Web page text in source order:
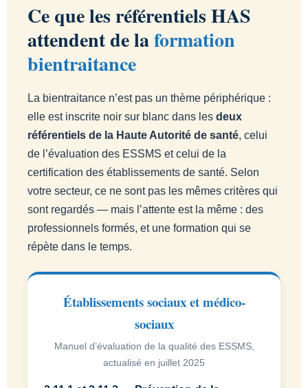
Ce que les référentiels HAS
attendent de laformation
bientraitance
La bientraitance n’est pas un thème périphérique :
elle est inscrite noir sur blanc dans les deux
référentiels de la Haute Autorité de santé, celui
de l’évaluation des ESSMS et celui de la
certification des établissements de santé. Selon
votre secteur, ce ne sont pas les mêmes critères qui
sont regardés — mais l’attente est la même : des
professionnels formés, et une formation qui se
répète dans le temps.
Établissements sociaux et médico-
sociaux
Manuel d’évaluation de la qualité des ESSMS,
actualisé en juillet 2025